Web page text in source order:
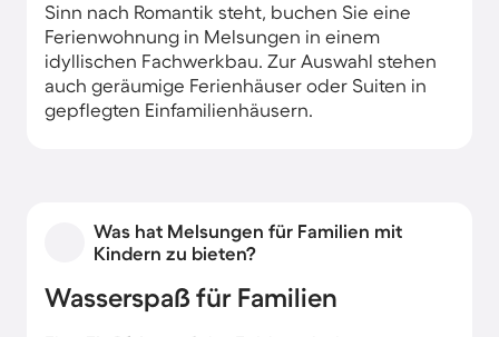
Sinn nach Romantik steht, buchen Sie eine
Ferienwohnung in Melsungen in einem
idyllischen Fachwerkbau. Zur Auswahl stehen
auch geräumige Ferienhäuser oder Suiten in
gepflegten Einfamilienhäusern.
Was hat Melsungen für Familien mit
Kindern zu bieten?
Wasserspaß für Familien